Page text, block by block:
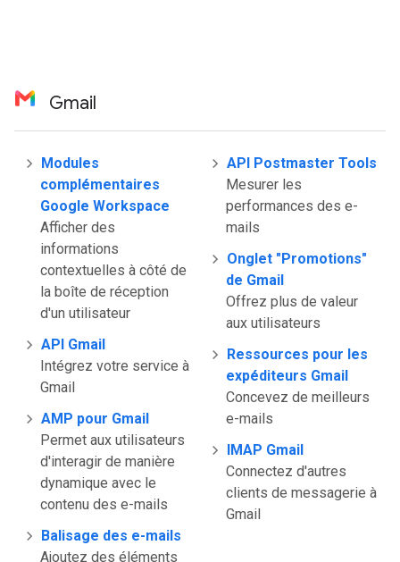
Gmail
Modules
complémentaires
Google Workspace
Afficher des
informations
contextuelles à côté de
la boîte de réception
d'un utilisateur
API Gmail
Intégrez votre service à
Gmail
AMP pour Gmail
Permet aux utilisateurs
d'interagir de manière
dynamique avec le
contenu des e-mails
Balisage des e-mails
Ajoutez des éléments
API Postmaster Tools
Mesurer les
performances des e-
mails
Onglet "Promotions"
de Gmail
Offrez plus de valeur
aux utilisateurs
Ressources pour les
expéditeurs Gmail
Concevez de meilleurs
e-mails
IMAP Gmail
Connectez d'autres
clients de messagerie à
Gmail